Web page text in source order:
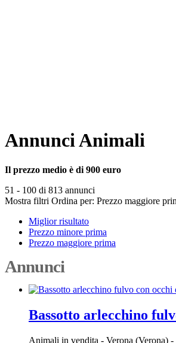
Annunci Animali
Il prezzo medio è di 900 euro
51 - 100 di 813 annunci
Mostra filtri Ordina per: Prezzo maggiore
Miglior risultato
Prezzo minore prima
Prezzo maggiore prima
Annunci
Bassotto arlecchino
Animali in vendita - Verona (Verona) -